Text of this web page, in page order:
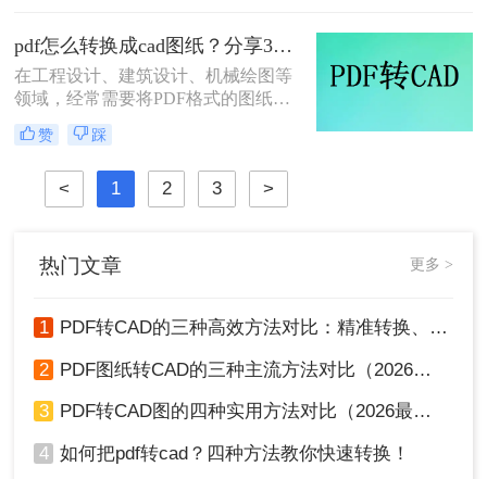
大大提高了设计的灵活性和精度。下
面给大家分享几种能够将PDF文件转
换成CAD图纸的方法，一起来学习下
pdf怎么转换成cad吧。
pdf怎么转换成cad图纸？分享3种好用的转换方法！
在工程设计、建筑设计、机械绘图等
领域，经常需要将PDF格式的图纸转
换为CAD格式以便进行编辑、修改和
进一步设计。由于PDF文件通常包含
高质量的图形和文本，但缺乏CAD软
件所需的矢量图形数据和编辑功能，
因此转换过程需要特定的工具和方
赞 踩
< 1 2 3 >
热门文章 更多 >
1 PDF转CAD的三种高效方法对比：精准转换、可编辑、保图层！
2 PDF图纸转CAD的三种主流方法对比（2026实用版）：选对工具效率翻倍！
3 PDF转CAD图的四种实用方法对比（2026最新版）：按需选择，效率至上！
4 如何把pdf转cad？四种方法教你快速转换！